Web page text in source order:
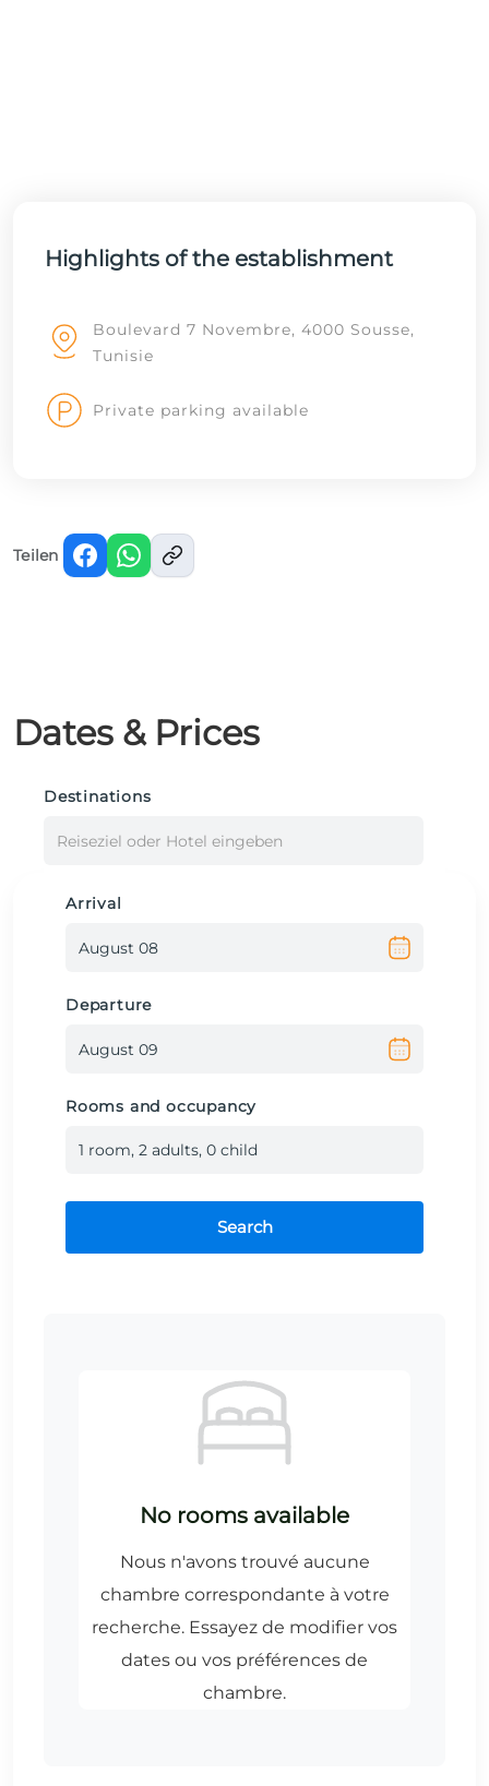
Highlights of the establishment
Boulevard 7 Novembre, 4000 Sousse,
Tunisie
Private parking available
Teilen
Dates & Prices
Destinations
Reiseziel oder Hotel eingeben
Arrival
Departure
Rooms and occupancy
1 room, 2 adults, 0 child
Search